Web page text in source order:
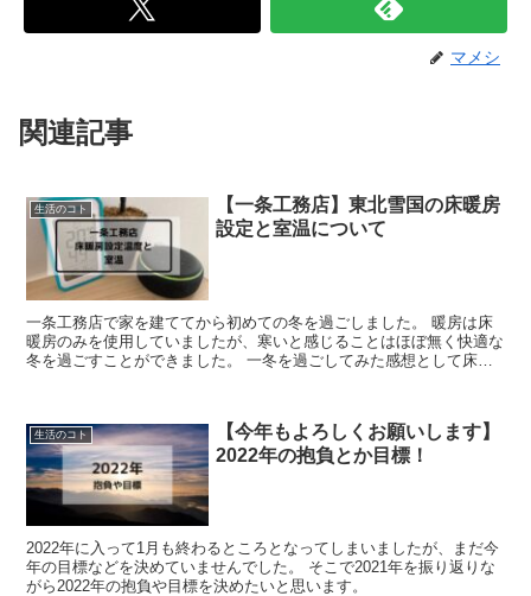
マメシ
関連記事
生活のコト
【一条工務店】東北雪国の床暖房
設定と室温について
一条工務店で家を建ててから初めての冬を過ごしました。 暖房は床
暖房のみを使用していましたが、寒いと感じることはほぼ無く快適な
冬を過ごすことができました。 一冬を過ごしてみた感想として床暖
生活のコト
【今年もよろしくお願いします】
2022年の抱負とか目標！
2022年に入って1月も終わるところとなってしまいましたが、まだ今
年の目標などを決めていませんでした。 そこで2021年を振り返りな
がら2022年の抱負や目標を決めたいと思います。